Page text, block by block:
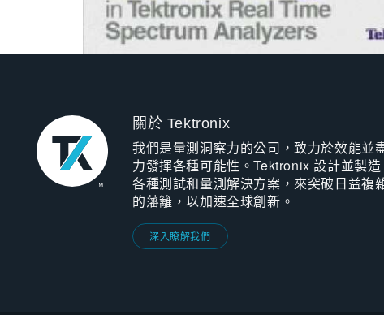
關於 Tektronix
我們是量測洞察力的公司，致力於效能並
力發揮各種可能性。Tektronix 設計並製造
各種測試和量測解決方案，來突破日益複
的藩籬，以加速全球創新。
深入瞭解我們